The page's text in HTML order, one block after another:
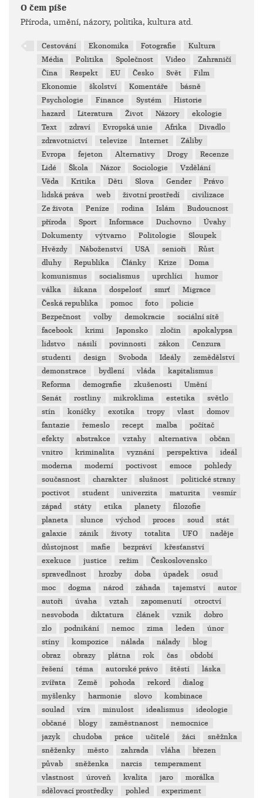
O čem píše
Příroda, umění, názory, politika, kultura atd.
Cestování Ekonomika Fotografie
Kultura
Média
Politika Společnost Video
Zahraničí
Čína
Respekt EU Česko Svět
Film
Ekonomie
školství Komentáře
básně
Psychologie
Finance Systém
Historie
hazard
Literatura Život Názory
ekologie
Text
zdraví Evropská unie Afrika
Divadlo
zdravotnictví
televize Internet
Záliby
Evropa
fejeton Alternativy Drogy
Recenze
Lidé
Škola Názor Sociologie
Vzdělání
Věda
Kritika Děti Slova Gender
Právo
lidská práva
web životní prostředí
civilizace
Ze života
Peníze rodina Islám
Budoucnost
příroda
Sport Informace Duchovno
Úvahy
Dokumenty
výtvarno Politologie
Sloupek
Hvězdy
Náboženství USA senioři
Růst
dluhy
Republika Články Krize
Doma
komunismus
socialismus uprchlíci
humor
válka
šikana dospelosť smrť
Migrace
Česká republika
pomoc foto
policie
Bezpečnost
volby demokracie
sociální sítě
facebook
krimi Japonsko zločin
apokalypsa
lidstvo
násilí povinnosti zákon
Cenzura
studenti
design Svoboda Ideály
zemědělství
demonstrace
bydlení vláda
kapitalismus
Reforma
demografie zkušenosti
Umění
Senát
rostliny mikroklima estetika
světlo
stín
koníčky exotika tropy vlast
domov
fantazie
řemeslo recept malba
počítač
efekty
abstrakce vztahy alternativa
občan
vnitro
kriminalita vyznání perspektiva
ideál
moderna
moderní poctivost emoce
pohledy
současnost
charakter slušnost
politické strany
poctivot
student univerzita maturita
vesmír
západ
státy etika planety
filozofie
planeta
slunce východ proces soud
stát
galaxie
zánik životy totalita UFO
naděje
důstojnost
mafie bezpráví
křesťanství
exekuce
justice režim
Československo
spravedlnost
hrozby doba úpadek
osud
moc
dogma národ záhada tajemství
autor
autoři
úvaha vztah zapomenutí
otroctví
nesvoboda
diktatura článek vznik
dobro
zlo
podnikání nemoc zima leden
únor
stíny
kompozice nálada nálady
blog
obraz
obrazy plátna rok čas
období
řešení
téma autorské právo štěstí
láska
zvířata
Země pohoda rekord
dialog
myšlenky
harmonie slovo
kombinace
soulad
víra minulost idealismus
ideologie
občané
blogy zaměstnanost
nemocnice
jazyk
chudoba práce učitelé žáci
sněžnka
sněženky
město zahrada vláha
březen
půvab
sněženka narcis
temperament
vlastnost
úroveň kvalita jaro
morálka
sdělovací prostředky
pohled
experiment